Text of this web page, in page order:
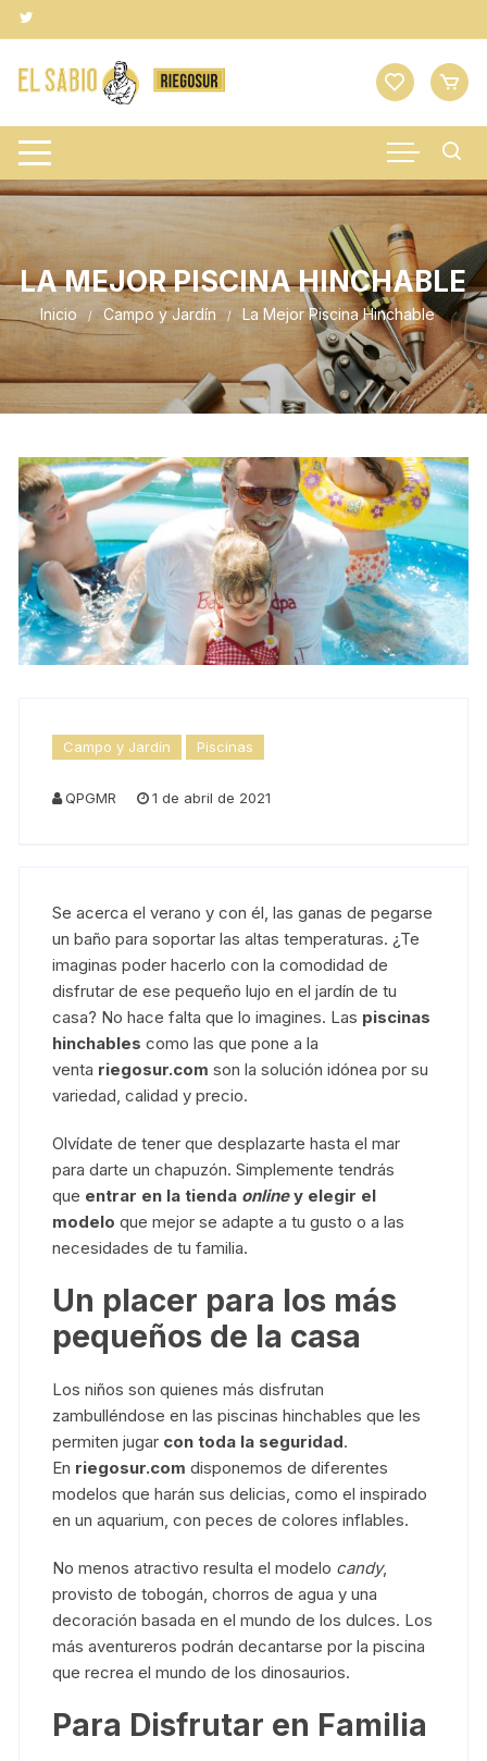
Saltar
al
contenido
LA MEJOR PISCINA HINCHABLE
Inicio Campo y Jardín La Mejor Piscina Hinchable
Campo y Jardín Piscinas
QPGMR 1 de abril de 2021
Se acerca el verano y con él, las ganas de pegarse
un baño para soportar las altas temperaturas. ¿Te
imaginas poder hacerlo con la comodidad de
disfrutar de ese pequeño lujo en el jardín de tu
casa? No hace falta que lo imagines. Las piscinas
hinchables como las que pone a la
venta riegosur.com son la solución idónea por su
variedad, calidad y precio.
Olvídate de tener que desplazarte hasta el mar
para darte un chapuzón. Simplemente tendrás
que entrar en la tienda onliney elegir el
modelo que mejor se adapte a tu gusto o a las
necesidades de tu familia.
Un placer para los más
pequeños de la casa
Los niños son quienes más disfrutan
zambulléndose en las piscinas hinchables que les
permiten jugar con toda la seguridad.
En riegosur.com disponemos de diferentes
modelos que harán sus delicias, como el inspirado
en un aquarium, con peces de colores inflables.
No menos atractivo resulta el modelo candy,
provisto de tobogán, chorros de agua y una
decoración basada en el mundo de los dulces. Los
más aventureros podrán decantarse por la piscina
que recrea el mundo de los dinosaurios.
Para Disfrutar en Familia